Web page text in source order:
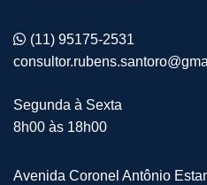
(11) 95175-2531
Segunda à Sexta
8h00 às 18h00
Avenida Coronel Antônio